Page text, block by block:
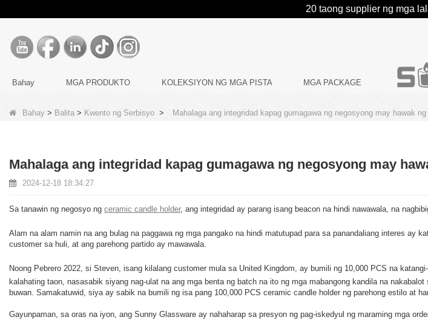
20 taong supplier ng mga
Bahay MGA PRODUKTO KOLEKSIYON NG MGA PISTA MGA PACKAGE
Bahay > Balita > Kwento ng Serbisyo > Mahalaga ang integridad kapag gumagawa ng negosyong may hawak
Mahalaga ang integridad kapag gumagawa ng negosyong may
2024-12-18 18:34:27
Sa tanawin ng negosyo ng ceramic candle holder, ang integridad ay parang isang beacon na hindi nawawala, na
Alam na alam namin na ang bulag na paggawa ng mga pangako na hindi matutupad para sa panandaliang interes ay
customer sa huli, at ang parehong partido ay mawawala.
Noong Pebrero 2022, si Steven, isang kilalang customer mula sa United Kingdom, ay bumili ng 10,000 PCS na
kalahating taon, nasasabik siyang nag-ulat na ang mga benta ng batch na ito ng mga mabangong kandila na
buwan. Samakatuwid, siya ay sabik na bumili ng isa pang 100,000 PCS ceramic candle holder ng parehong estilo at
Gayunpaman, sa oras na iyon, ang Sunny Glassware ay nahaharap sa presyon ng pag-iskedyul ng maraming mga